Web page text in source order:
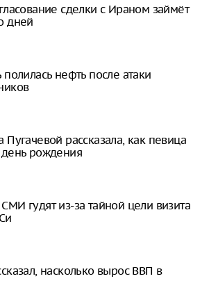
сделки с Ираном займёт
дней
полилась нефть после атаки
Пугачевой рассказала, как певица
рождения
гудят из-за тайной цели визита
насколько вырос ВВП в